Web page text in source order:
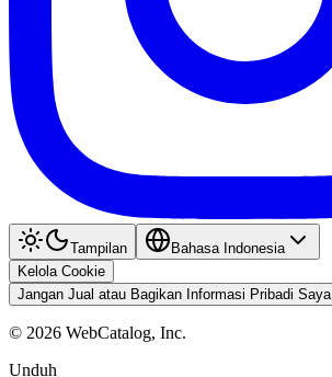
Tampilan
Bahasa Indonesia
Kelola Cookie
Jangan Jual atau Bagikan Informasi Pribadi Saya
© 2026 WebCatalog, Inc.
Unduh